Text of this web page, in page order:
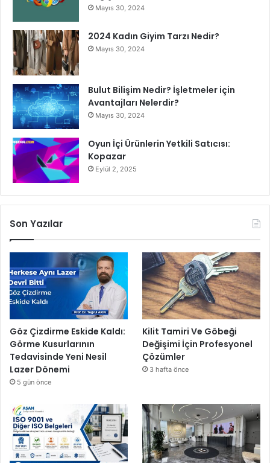
Mayıs 30, 2024
2024 Kadın Giyim Tarzı Nedir?
Mayıs 30, 2024
Bulut Bilişim Nedir? İşletmeler için
Avantajları Nelerdir?
Mayıs 30, 2024
Oyun İçi Ürünlerin Yetkili Satıcısı:
Kopazar
Eylül 2, 2025
Son Yazılar
Göz Çizdirme Eskide Kaldı:
Görme Kusurlarının
Tedavisinde Yeni Nesil
Lazer Dönemi
5 gün önce
Kilit Tamiri Ve Göbeği
Değişimi İçin Profesyonel
Çözümler
3 hafta önce